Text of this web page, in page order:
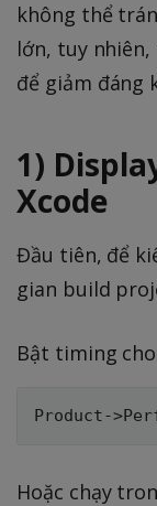
không thể
lớn, tuy
để giảm đáng
1)
Xcode
Đầu tiên, để
gian build
Bật timing
Hoặc chạy